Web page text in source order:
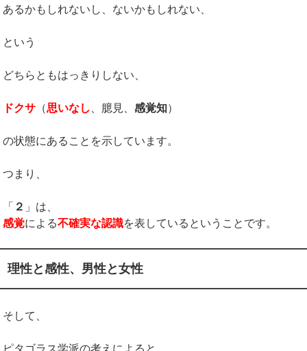
あるかもしれないし、ないかもしれない、
という
どちらともはっきりしない、
ドクサ （思いなし 、臆見、感覚知）
の状態にあることを示しています。
つまり、
「 ２ 」は、
感覚による不確実な認識を表しているということです。
理性と感性、男性と女性
そして、